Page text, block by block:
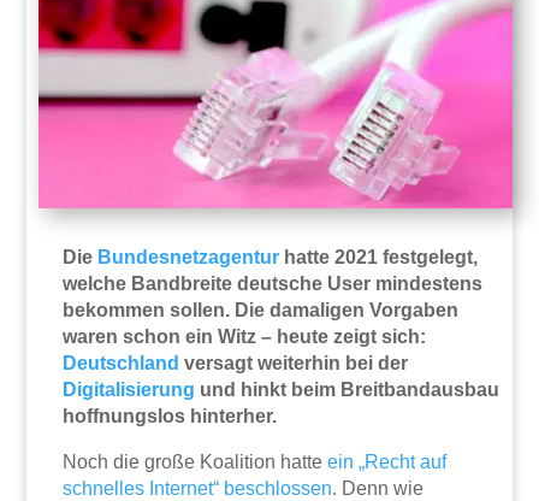
Die Bundesnetzagentur hatte 2021 festgelegt,
welche Bandbreite deutsche User mindestens
bekommen sollen. Die damaligen Vorgaben
waren schon ein Witz – heute zeigt sich:
Deutschland versagt weiterhin bei der
Digitalisierung und hinkt beim Breitbandausbau
hoffnungslos hinterher.
Noch die große Koalition hatteein „Recht auf
schnelles Internet“ beschlossen. Denn wie